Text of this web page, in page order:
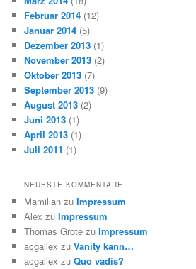
Februar 2014 (12)
Januar 2014 (5)
Dezember 2013 (1)
November 2013 (2)
Oktober 2013 (7)
September 2013 (9)
August 2013 (2)
Juni 2013 (1)
April 2013 (1)
Juli 2011 (1)
NEUESTE KOMMENTARE
Mamilian zuImpressum
Alex zuImpressum
Thomas Grote zuImpressum
acgallex zuVanity kann…
acgallex zuQuo vadis?